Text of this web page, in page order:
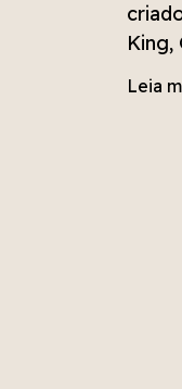
King,
Leia